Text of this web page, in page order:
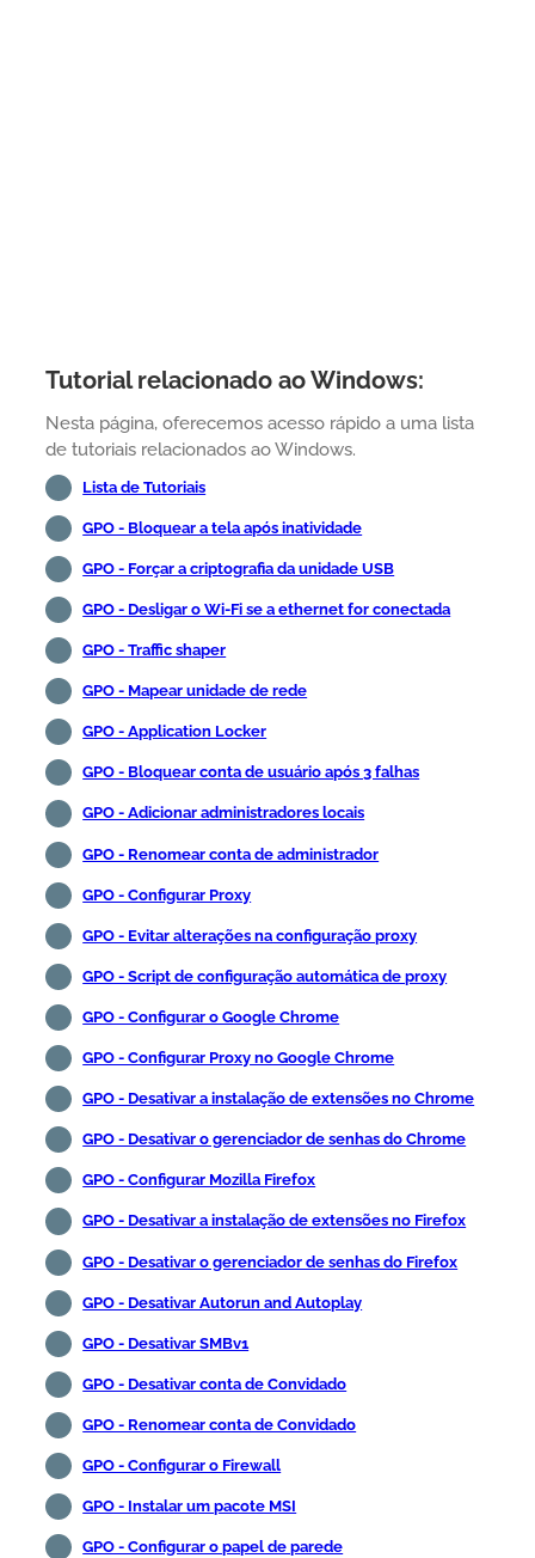
Tutorial relacionado ao Windows:
Nesta página, oferecemos acesso rápido a uma lista
de tutoriais relacionados ao Windows.
Lista de Tutoriais
GPO - Bloquear a tela após inatividade
GPO - Forçar a criptografia da unidade USB
GPO - Desligar o Wi-Fi se a ethernet for conectada
GPO - Traffic shaper
GPO - Mapear unidade de rede
GPO - Application Locker
GPO - Bloquear conta de usuário após 3 falhas
GPO - Adicionar administradores locais
GPO - Renomear conta de administrador
GPO - Configurar Proxy
GPO - Evitar alterações na configuração proxy
GPO - Script de configuração automática de proxy
GPO - Configurar o Google Chrome
GPO - Configurar Proxy no Google Chrome
GPO - Desativar a instalação de extensões no Chrome
GPO - Desativar o gerenciador de senhas do Chrome
GPO - Configurar Mozilla Firefox
GPO - Desativar a instalação de extensões no Firefox
GPO - Desativar o gerenciador de senhas do Firefox
GPO - Desativar Autorun and Autoplay
GPO - Desativar SMBv1
GPO - Desativar conta de Convidado
GPO - Renomear conta de Convidado
GPO - Configurar o Firewall
GPO - Instalar um pacote MSI
GPO - Configurar o papel de parede